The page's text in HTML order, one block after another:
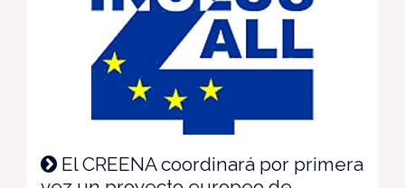
El CREENA coordinará por primera